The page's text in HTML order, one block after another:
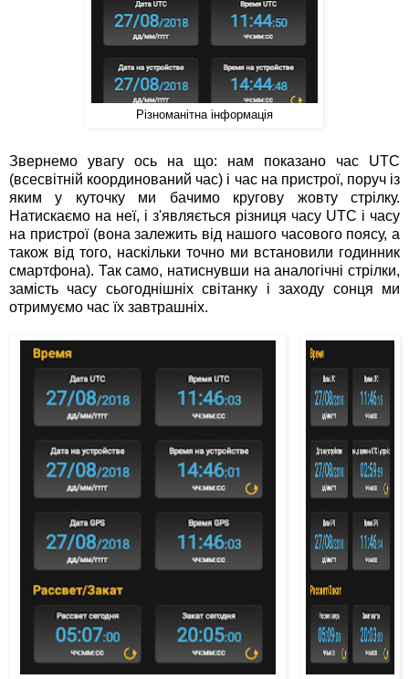
Різноманітна інформація
Звернемо увагу ось на що: нам показано час UTC
(всесвітній координований час) і час на пристрої, поруч із
яким у куточку ми бачимо кругову жовту стрілку.
Натискаємо на неї, і з'являється різниця часу UTC і часу
на пристрої (вона залежить від нашого часового поясу, а
також від того, наскільки точно ми встановили годинник
смартфона). Так само, натиснувши на аналогічні стрілки,
замість часу сьогоднішніх світанку і заходу сонця ми
отримуємо час їх завтрашніх.